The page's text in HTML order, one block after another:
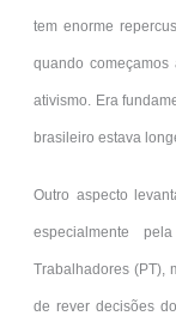
tem enorme
quando
ativismo. Era
brasileiro estava
Outro aspecto
especialmente
Trabalhadores (PT),
de rever decisões